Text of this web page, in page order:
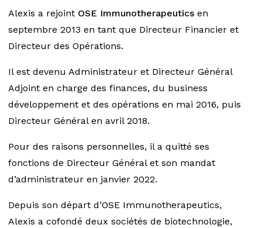
Alexis a rejoint OSE Immunotherapeutics en
septembre 2013 en tant que Directeur Financier et
Directeur des Opérations.
Il est devenu Administrateur et Directeur Général
Adjoint en charge des finances, du business
développement et des opérations en mai 2016, puis
Directeur Général en avril 2018.
Pour des raisons personnelles, il a quitté ses
fonctions de Directeur Général et son mandat
d’administrateur en janvier 2022.
Depuis son départ d’OSE Immunotherapeutics,
Alexis a cofondé deux sociétés de biotechnologie,